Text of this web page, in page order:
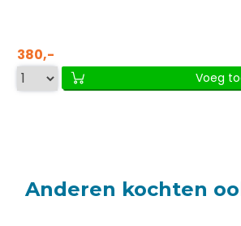
380,-
Voeg
Anderen kochten